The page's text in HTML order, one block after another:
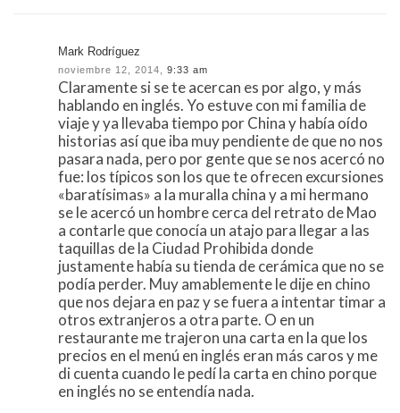
Mark Rodríguez
noviembre 12, 2014, 9:33 am
Claramente si se te acercan es por algo, y más
hablando en inglés. Yo estuve con mi familia de
viaje y ya llevaba tiempo por China y había oído
historias así que iba muy pendiente de que no nos
pasara nada, pero por gente que se nos acercó no
fue: los típicos son los que te ofrecen excursiones
«baratísimas» a la muralla china y a mi hermano
se le acercó un hombre cerca del retrato de Mao
a contarle que conocía un atajo para llegar a las
taquillas de la Ciudad Prohibida donde
justamente había su tienda de cerámica que no se
podía perder. Muy amablemente le dije en chino
que nos dejara en paz y se fuera a intentar timar a
otros extranjeros a otra parte. O en un
restaurante me trajeron una carta en la que los
precios en el menú en inglés eran más caros y me
di cuenta cuando le pedí la carta en chino porque
en inglés no se entendía nada.